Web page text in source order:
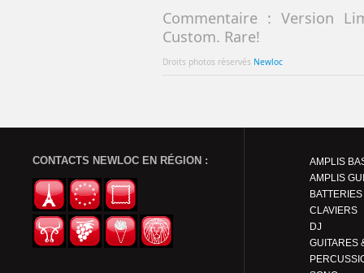
Commentaire : Version
Custom. Rare!
Droits photos réservés Newloc
CONTACTS NEWLOC EN RÉGION :
AMPLIS
AMPLIS
BATTERIES
CLAVIERS
DJ